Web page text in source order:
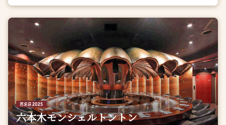
六本木モンシェルトントン